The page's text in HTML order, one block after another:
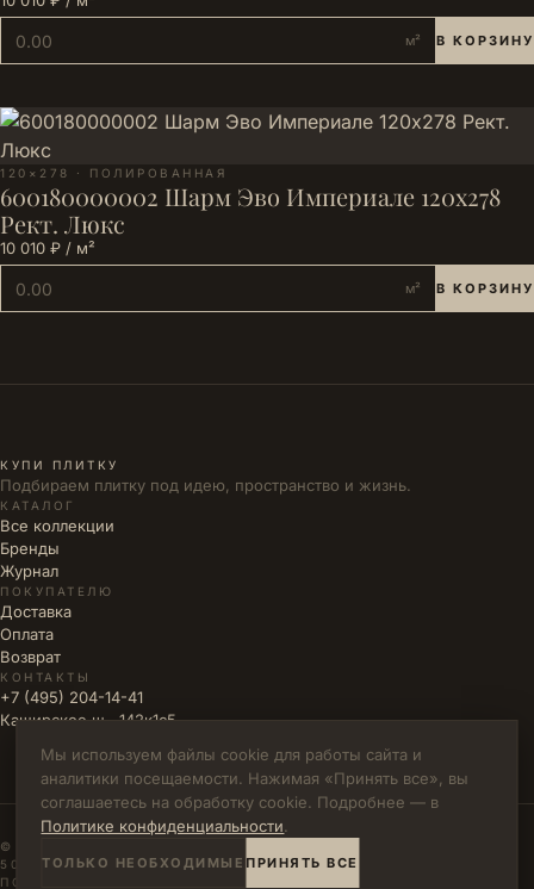
м² В КОРЗИНУ
120×278 · ПОЛИРОВАННАЯ
600180000002 Шарм Эво Империале 120х278
Рект. Люкс
10 010 ₽ / м²
м² В КОРЗИНУ
КУПИ ПЛИТКУ
Подбираем плитку под идею, пространство и жизнь.
КАТАЛОГ
Все коллекции
Бренды
Журнал
ПОКУПАТЕЛЮ
Доставка
Оплата
Возврат
КОНТАКТЫ
+7 (495) 204-14-41
Каширское ш., 142к1с5
© 2026 КУПИ ПЛИТКУ · ИП ВЛАДИМИРОВА М.Н. · ИНН
502771785894
ПОЛИТИКА КОНФИДЕНЦИАЛЬНОСТИ
Мы используем файлы cookie для работы сайта и
аналитики посещаемости. Нажимая «Принять все», вы
соглашаетесь на обработку cookie. Подробнее — в
Политике конфиденциальности.
ТОЛЬКО НЕОБХОДИМЫЕ ПРИНЯТЬ ВСЕ